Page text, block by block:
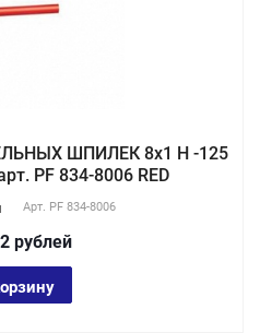
ШПИЛЕК 8х1 Н -125
PF 834-8006 RED
Арт. PF 834-8006
рублей